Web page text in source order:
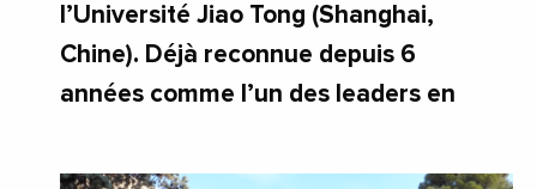
l’Université Jiao Tong (Shanghai,
Chine). Déjà reconnue depuis 6
années comme l’un des leaders en